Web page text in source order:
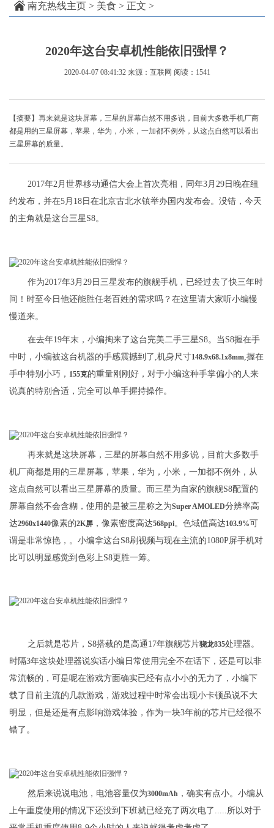
南充热线主页 > 美食 > 正文 >
2020年这台安卓机性能依旧强悍？
2020-04-07 08:41:32 来源：互联网 阅读：1541
【摘要】再来就是这块屏幕，三星的屏幕自然不用多说，目前大多数手机厂商
都是用的三星屏幕，苹果，华为，小米，一加都不例外，从这点自然可以看出
三星屏幕的质量。
2017年2月世界移动通信大会上首次亮相，同年3月29日晚在纽
约发布，并在5月18日在北京古北水镇举办国内发布会。没错，今天
的主角就是这台三星S8。
作为2017年3月29日三星发布的旗舰手机，已经过去了快三年时
间！时至今日他还能胜任老百姓的需求吗？在这里请大家听小编慢
慢道来。
在去年19年末，小编掏来了这台完美二手三星S8。当S8握在手
中时，小编被这台机器的手感震撼到了,机身尺寸148.9x68.1x8mm ,握在
手中特别小巧， 155克的重量刚刚好，对于小编这种手掌偏小的人来
说真的特别合适，完全可以单手握持操作。
再来就是这块屏幕，三星的屏幕自然不用多说，目前大多数手
机厂商都是用的三星屏幕，苹果，华为，小米，一加都不例外，从
这点自然可以看出三星屏幕的质量。而三星为自家的旗舰S8配置的
屏幕自然不会含糊，使用的是被三星称之为Super AMOLED分辨率高
达2960x1440像素的2K屏 ，像素密度高达568ppi。色域值高达103.9%可
谓是非常惊艳，。小编拿这台S8刷视频与现在主流的1080P屏手机对
比可以明显感觉到色彩上S8更胜一筹。
之后就是芯片，S8搭载的是高通17年旗舰芯片骁龙835处理器。
时隔3年这块处理器说实话小编日常使用完全不在话下，还是可以非
常流畅的，可是呢在游戏方面确实已经有点小小的无力了，小编下
载了目前主流的几款游戏，游戏过程中时常会出现小卡顿虽说不大
明显，但是还是有点影响游戏体验，作为一块3年前的芯片已经很不
错了。
然后来说说电池，电池容量仅为3000mAh ，确实有点小。小编从
上午重度使用的情况下还没到下班就已经充了两次电了.....所以对于